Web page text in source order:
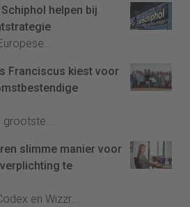
helpen bij
Franciscus kiest voor
grootste...
slimme manier voor
te
en Wizzr...